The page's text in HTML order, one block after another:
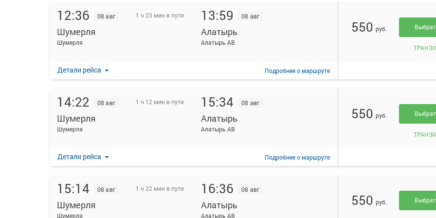
12:36 08 авг 1 ч 23 мин в пути
Шумерля
Шумерля
13:59 08 авг
Алатырь
Алатырь АВ
Детали рейса Подробнеео маршруте
550 руб.
14:22 08 авг 1 ч 12 мин в пути
Шумерля
Шумерля
15:34 08 авг
Алатырь
Алатырь АВ
Детали рейса Подробнеео маршруте
550 руб.
15:14 08 авг 1 ч 22 мин в пути
Шумерля
Шумерля
16:36 08 авг
Алатырь
Алатырь АВ
550 руб.